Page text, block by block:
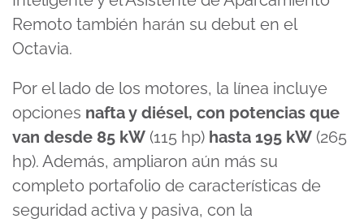
Remoto también harán su debut en el
Octavia.
Por el lado de los motores, la línea incluye
opciones nafta y diésel, con potencias que
van desde 85 kW (115 hp) hasta 195 kW (265
hp). Además, ampliaron aún más su
completo portafolio de características de
seguridad activa y pasiva, con la